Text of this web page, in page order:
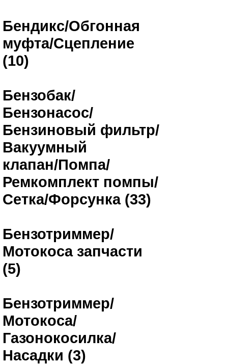
Бендикс/Обгонная
муфта/Сцепление
(10)
Бензобак/
Бензонасос/
Бензиновый фильтр/
Вакуумный
клапан/Помпа/
Ремкомплект помпы/
Сетка/Форсунка (33)
Бензотриммер/
Мотокоса запчасти
(5)
Бензотриммер/
Мотокоса/
Газонокосилка/
Насадки (3)